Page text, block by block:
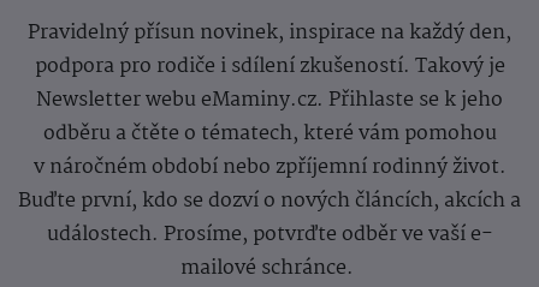
Pravidelný přísun novinek, inspirace na každý den,
podpora pro rodiče i sdílení zkušeností. Takový je
Newsletter webu eMaminy.cz. Přihlaste se k jeho
odběru a čtěte o tématech, které vám pomohou
v náročném období nebo zpříjemní rodinný život.
Buďte první, kdo se dozví o nových článcích, akcích a
událostech. Prosíme, potvrďte odběr ve vaší e-
mailové schránce.